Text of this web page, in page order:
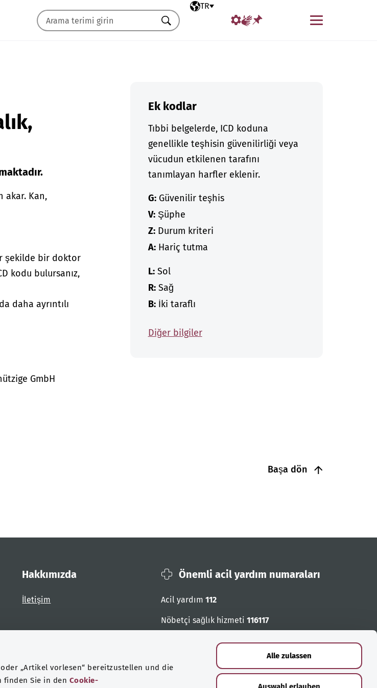
„Artikel vorlesen“ bereitzustellen und die
finden Sie in den Cookie-
Alle zulassen
Seçili dil
TR
Menü
Ara
akar. Kan,
şekilde bir doktor
kodu bulursanız,
daha ayrıntılı
GmbH
Ek kodlar
Tıbbi belgelerde, ICD koduna
genellikle teşhisin güvenilirliği veya
vücudun etkilenen tarafını
tanımlayan harfler eklenir.
G:Güvenilir teşhis
V:Şüphe
Z:Durum kriteri
A:Hariç tutma
L:Sol
R:Sağ
B:İki taraflı
Diğer bilgiler
Başa dön
Hakkımızda
İletişim
Önemli acil yardım numaraları
Acil yardım 112
Nöbetçi sağlık hizmeti 116117
Acil cagri numaralari